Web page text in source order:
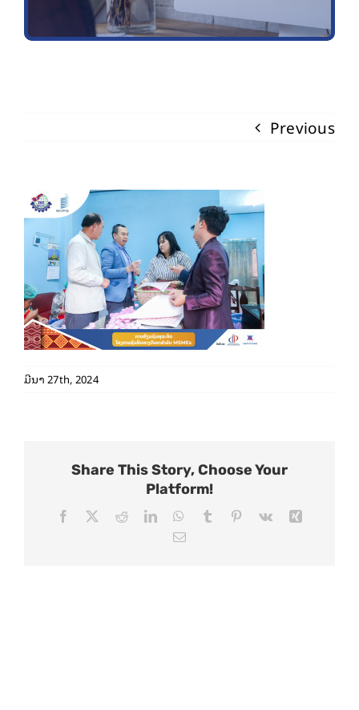
Previous
ມີນາ 27th, 2024
Share This Story, Choose Your
Platform!
Facebook RedditLinkedInWhatsApp
Tumblr Pinterest
Vk
Email